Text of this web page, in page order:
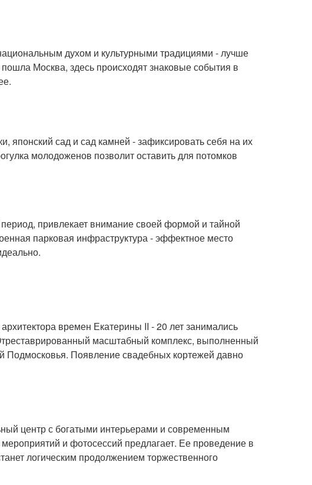
духом и культурными традициями - лучше
Москва, здесь происходят знаковые события в
японский сад и сад камней - зафиксировать себя на их
молодоженов позволит оставить для потомков
привлекает внимание своей формой и тайной
парковая инфраструктура - эффектное место
времен Екатерины II - 20 лет занимались
масштабный комплекс, выполненный
Подмосковья. Появление свадебных кортежей давно
центр с богатыми интерьерами и современным
и фотосессий предлагает. Ее проведение в
логическим продолжением торжественного